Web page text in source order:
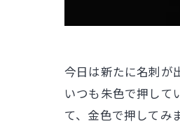
今日は新たに名刺が
いつも朱色で押して
て、金色で押してみ